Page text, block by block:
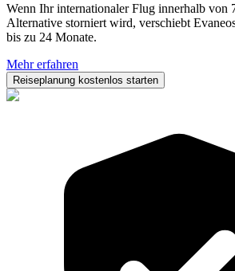
Wenn Ihr internationaler Flug innerhalb von
Alternative storniert wird, verschiebt
bis zu 24 Monate.
Mehr erfahren
Reiseplanung kostenlos starten